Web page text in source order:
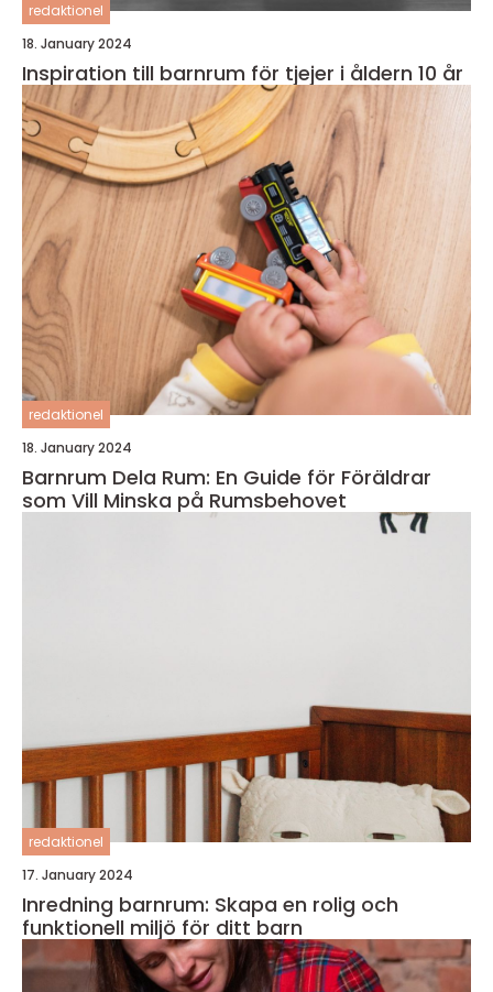
redaktionel
18. January 2024
Inspiration till barnrum för tjejer i åldern 10 år
redaktionel
18. January 2024
Barnrum Dela Rum: En Guide för Föräldrar
som Vill Minska på Rumsbehovet
redaktionel
17. January 2024
Inredning barnrum: Skapa en rolig och
funktionell miljö för ditt barn